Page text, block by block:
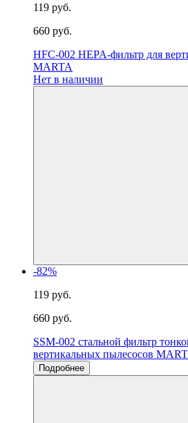
119 руб.
660 руб.
HFC-002 HEPA-фильтр для
MARTA
Нет в наличии
-82%
119 руб.
660 руб.
SSM-002 стальной фильтр
вертикальных пылесосов
Подробнее